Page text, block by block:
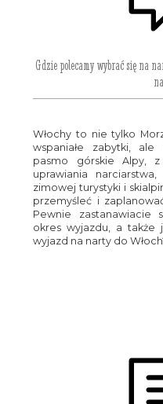
Gdzie polecamy wybrać się na
Włochy to nie tylko
wspaniałe zabytki,
pasmo górskie Alpy, z
uprawiania
zimowej turystyki i
przemyśleć i
Pewnie zastanawiacie
okres wyjazdu, a także
wyjazd na narty do